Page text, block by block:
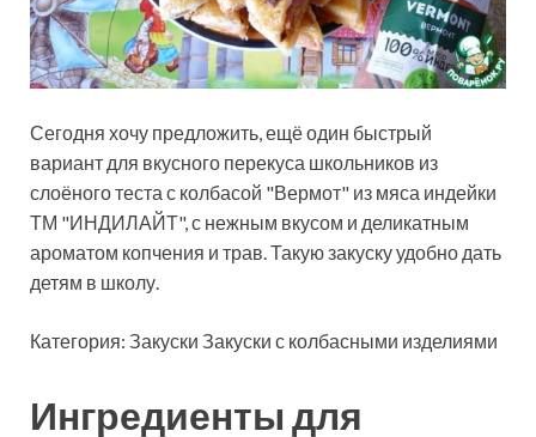
Сегодня хочу предложить, ещё один быстрый
вариант для вкусного перекуса школьников из
слоёного теста с колбасой "Вермот" из мяса индейки
ТМ "ИНДИЛАЙТ", с нежным вкусом и деликатным
ароматом копчения и трав. Такую закуску удобно дать
детям в школу.
Категория: Закуски Закуски с колбасными изделиями
Ингредиенты для